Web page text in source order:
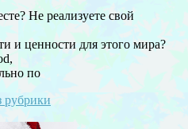
Не реализуете свой
и ценности для этого мира?
по
рубрики